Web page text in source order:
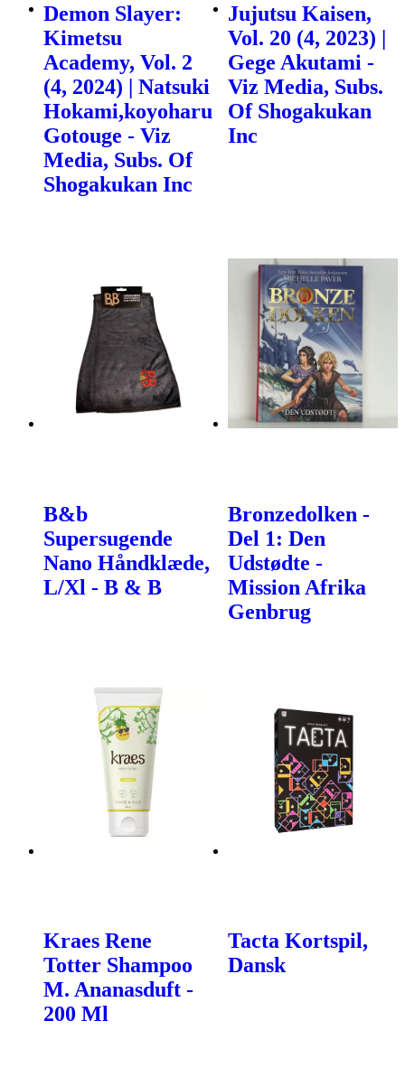
Demon Slayer:
Kimetsu
Academy, Vol. 2
(4, 2024) | Natsuki
Hokami,koyoharu
Gotouge - Viz
Media, Subs. Of
Shogakukan Inc
Jujutsu Kaisen,
Vol. 20 (4, 2023) |
Gege Akutami -
Viz Media, Subs.
Of Shogakukan
Inc
B&b
Supersugende
Nano Håndklæde,
L/Xl - B & B
Bronzedolken -
Del 1: Den
Udstødte -
Mission Afrika
Genbrug
Kraes Rene
Totter Shampoo
M. Ananasduft -
200 Ml
Tacta Kortspil,
Dansk